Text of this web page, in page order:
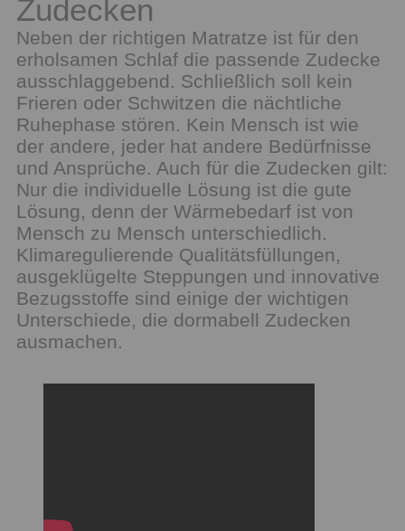
Zudecken
Neben der richtigen Matratze ist für den
erholsamen Schlaf die passende Zudecke
ausschlaggebend. Schließlich soll kein
Frieren oder Schwitzen die nächtliche
Ruhephase stören. Kein Mensch ist wie
der andere, jeder hat andere Bedürfnisse
und Ansprüche. Auch für die Zudecken gilt:
Nur die individuelle Lösung ist die gute
Lösung, denn der Wärmebedarf ist von
Mensch zu Mensch unterschiedlich.
Klimaregulierende Qualitätsfüllungen,
ausgeklügelte Steppungen und innovative
Bezugsstoffe sind einige der wichtigen
Unterschiede, die dormabell Zudecken
ausmachen.